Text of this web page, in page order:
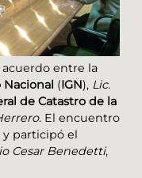
entre la
(IGN), Lic.
de Catastro de la
. El encuentro
y participó el
Cesar Benedetti,